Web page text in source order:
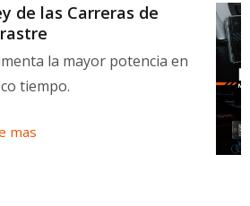
de las Carreras de
la mayor potencia en
tiempo.
mas